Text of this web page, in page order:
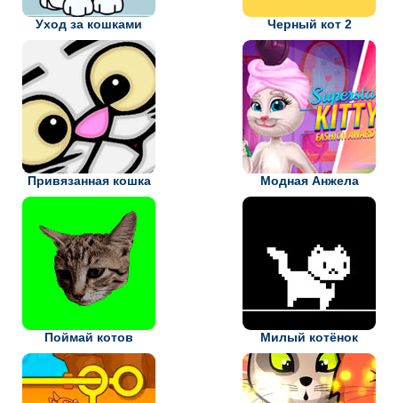
Уход за кошками Черный кот 2
Привязанная кошка Модная Анжела
Поймай котов Милый котёнок